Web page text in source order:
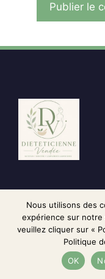
Nous utilisons des
expérience sur
veuillez cliquer sur «
Politique
OK